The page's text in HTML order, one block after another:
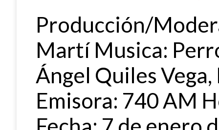
Producción/
Martí Musica:
Ángel Quiles
Emisora: 740 AM